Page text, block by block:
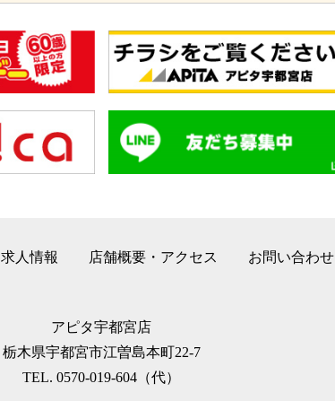
求人情報 店舗概要・アクセス お問い合わせ
アピタ宇都宮店
栃木県宇都宮市江曽島本町22-7
TEL. 0570-019-604（代）